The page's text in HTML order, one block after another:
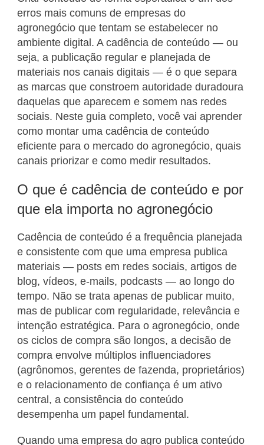
erros mais comuns de empresas do
agronegócio que tentam se estabelecer no
ambiente digital. A cadência de conteúdo — ou
seja, a publicação regular e planejada de
materiais nos canais digitais — é o que separa
as marcas que constroem autoridade duradoura
daquelas que aparecem e somem nas redes
sociais. Neste guia completo, você vai aprender
como montar uma cadência de conteúdo
eficiente para o mercado do agronegócio, quais
canais priorizar e como medir resultados.
O que é cadência de conteúdo e por
que ela importa no agronegócio
Cadência de conteúdo é a frequência planejada
e consistente com que uma empresa publica
materiais — posts em redes sociais, artigos de
blog, vídeos, e-mails, podcasts — ao longo do
tempo. Não se trata apenas de publicar muito,
mas de publicar com regularidade, relevância e
intenção estratégica. Para o agronegócio, onde
os ciclos de compra são longos, a decisão de
compra envolve múltiplos influenciadores
(agrônomos, gerentes de fazenda, proprietários)
e o relacionamento de confiança é um ativo
central, a consistência do conteúdo
desempenha um papel fundamental.
Quando uma empresa do agro publica conteúdo